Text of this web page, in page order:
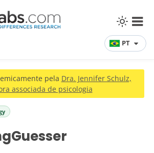
PT
pela Dra. Jennifer Schulz,
associada de psicologia